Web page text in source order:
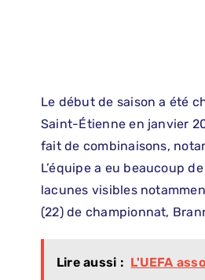
Le début de saison a été
Saint-Étienne en janvier
fait de combinaisons,
L’équipe a eu beaucoup
lacunes visibles
(22) de championnat,
Lire aussi : L'UEFA